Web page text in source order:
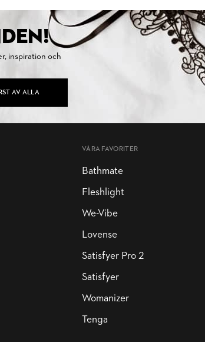
inspiration och
AV ALLA
VÅRA FAVORITER
Bathmate
Fleshlight
We-Vibe
Lovense
Satisfyer Pro 2
Satisfyer
Womanizer
Tenga